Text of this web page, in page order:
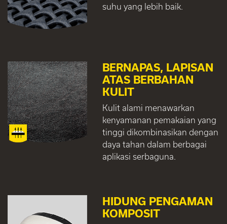
suhu yang lebih baik.
BERNAPAS, LAPISAN
ATAS BERBAHAN
KULIT
Kulit alami menawarkan
kenyamanan pemakaian yang
tinggi dikombinasikan dengan
daya tahan dalam berbagai
aplikasi serbaguna.
HIDUNG PENGAMAN
KOMPOSIT